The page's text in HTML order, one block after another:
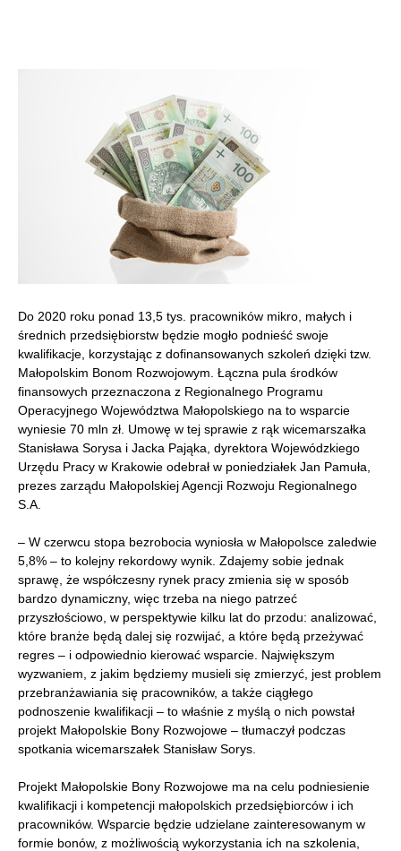
Do 2020 roku ponad 13,5 tys. pracowników mikro, małych i
średnich przedsiębiorstw będzie mogło podnieść swoje
kwalifikacje, korzystając z dofinansowanych szkoleń dzięki tzw.
Małopolskim Bonom Rozwojowym. Łączna pula środków
finansowych przeznaczona z Regionalnego Programu
Operacyjnego Województwa Małopolskiego na to wsparcie
wyniesie 70 mln zł. Umowę w tej sprawie z rąk wicemarszałka
Stanisława Sorysa i Jacka Pająka, dyrektora Wojewódzkiego
Urzędu Pracy w Krakowie odebrał w poniedziałek Jan Pamuła,
prezes zarządu Małopolskiej Agencji Rozwoju Regionalnego
S.A.
– W czerwcu stopa bezrobocia wyniosła w Małopolsce zaledwie
5,8% – to kolejny rekordowy wynik. Zdajemy sobie jednak
sprawę, że współczesny rynek pracy zmienia się w sposób
bardzo dynamiczny, więc trzeba na niego patrzeć
przyszłościowo, w perspektywie kilku lat do przodu: analizować,
które branże będą dalej się rozwijać, a które będą przeżywać
regres – i odpowiednio kierować wsparcie. Największym
wyzwaniem, z jakim będziemy musieli się zmierzyć, jest problem
przebranżawiania się pracowników, a także ciągłego
podnoszenie kwalifikacji – to właśnie z myślą o nich powstał
projekt Małopolskie Bony Rozwojowe – tłumaczył podczas
spotkania wicemarszałek Stanisław Sorys.
Projekt Małopolskie Bony Rozwojowe ma na celu podniesienie
kwalifikacji i kompetencji małopolskich przedsiębiorców i ich
pracowników. Wsparcie będzie udzielane zainteresowanym w
formie bonów, z możliwością wykorzystania ich na szkolenia,